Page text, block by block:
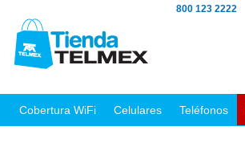
800 123 2222
Cobertura WiFi Celulares Teléfonos